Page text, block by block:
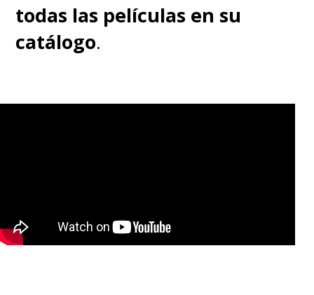
todas las películas en su
catálogo.